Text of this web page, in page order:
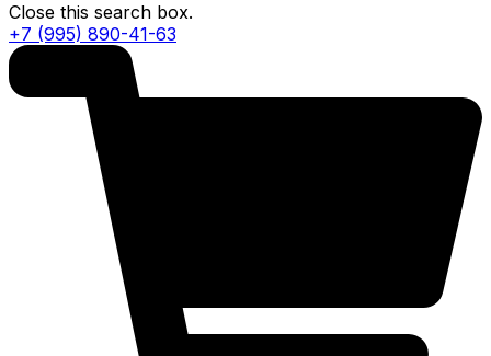
Close this search box.
+7 (995) 890-41-63